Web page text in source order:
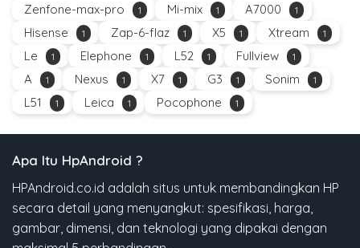
Zenfone-max-pro 1 Mi-mix 1 A7000 1
Hisense 1 Zap-6-flaz 1 X5 1 Xtream 1
Le 1 Elephone 1 L52 1 Fullview 1
A 1 Nexus 1 X7 1 G3 1 Sonim 1
L51 1 Leica 1 Pocophone 1
Apa Itu HpAndroid ?
HPAndroid.co.id adalah situs untuk membandingkan HP
secara detail yang menyangkut: spesifikasi, harga,
gambar, dimensi, dan teknologi yang dipakai dengan